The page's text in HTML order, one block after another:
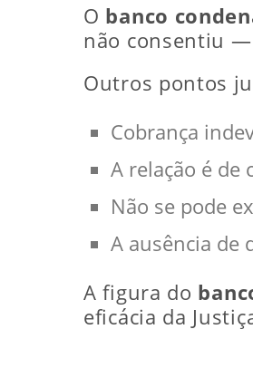
O banco
não consentiu
Outros pontos
Cobrança
A relação é de
Não se pode
A ausência de
A figura do
eficácia da